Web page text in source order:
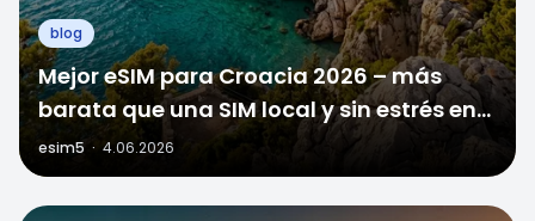
blog
Mejor eSIM para Croacia 2026 – más
barata que una SIM local y sin estrés en
la frontera
esim5 · 4.06.2026